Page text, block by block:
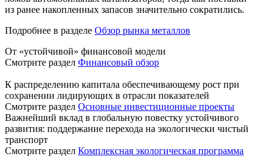
из ранее накопленных запасов значительно сократились.
Подробнее в разделе Обзор рынка металлов
От «устойчивой» финансовой модели
Смотрите раздел Финансовый обзор
К распределению капитала обеспечивающему рост при
сохранении лидирующих в отрасли показателей
Смотрите раздел Основные инвестиционные проекты
Важнейший вклад в глобальную повестку устойчивого
развития: поддержание перехода на экологически чистый
транспорт
Смотрите раздел Комплексная экологическая программа